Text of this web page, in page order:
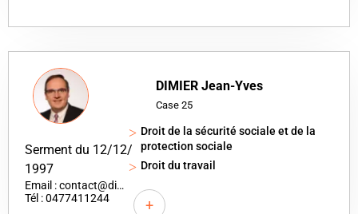
DIMIER Jean-Yves
Case 25
Serment du 12/12/
1997
Email : contact@dimieravocat.fr
Tél : 0477411244
Droit de la sécurité sociale et de la
protection sociale
Droit du travail
+